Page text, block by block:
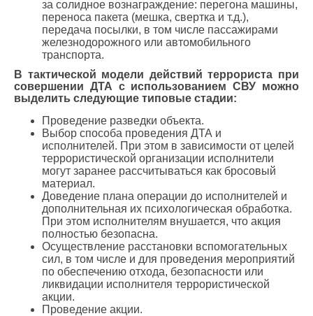
за солидное вознаграждение: перегона машины,
переноса пакета (мешка, свертка и т.д.),
передача посылки, в том числе пассажирами
железнодорожного или автомобильного
транспорта.
В тактической модели действий террориста при
совершении ДТА с использованием СВУ можно
выделить следующие типовые стадии:
Проведение разведки объекта.
Выбор способа проведения ДТА и
исполнителей. При этом в зависимости от целей
террористической организации исполнители
могут заранее рассчитываться как бросовый
материал.
Доведение плана операции до исполнителей и
дополнительная их психологическая обработка.
При этом исполнителям внушается, что акция
полностью безопасна.
Осуществление расстановки вспомогательных
сил, в том числе и для проведения мероприятий
по обеспечению отхода, безопасности или
ликвидации исполнителя террористической
акции.
Проведение акции.